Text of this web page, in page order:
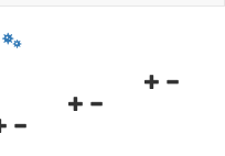
Navigationsmenü